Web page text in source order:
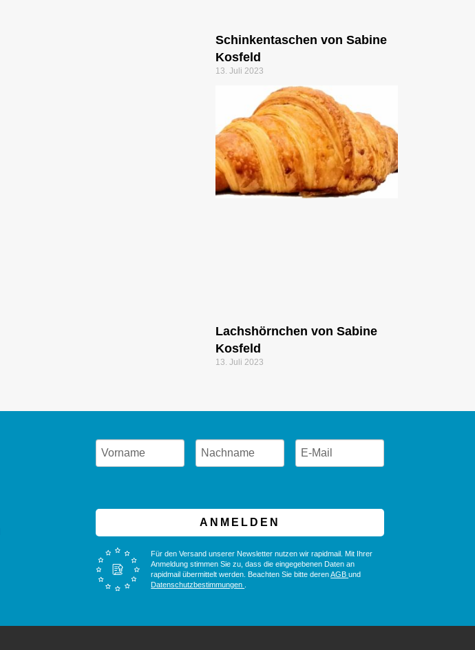
Schinkentaschen von Sabine
Kosfeld
13. Juli 2023
Lachshörnchen von Sabine
Kosfeld
13. Juli 2023
ANMELDEN
Für den Versand unserer Newsletter nutzen wir rapidmail. Mit Ihrer
Anmeldung stimmen Sie zu, dass die eingegebenen Daten an
rapidmail übermittelt werden. Beachten Sie bitte derenAGBund
Datenschutzbestimmungen